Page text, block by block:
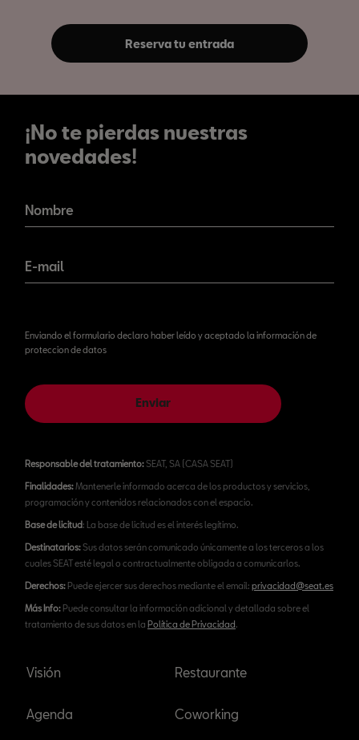
Reserva tu entrada
¡No te pierdas nuestras
novedades!
novedades!
Nombre
E-mail
Enviando el formulario declaro haber leído y aceptado la información de
proteccion de datos
Enviar
Responsable del tratamiento:SEAT, SA (CASA SEAT)
Finalidades:Mantenerle informado acerca de los productos y servicios,
programación y contenidos relacionados con el espacio.
Base de licitud: La base de licitud es el interés legítimo.
Destinatarios:Sus datos serán comunicado únicamente a los terceros a los
cuales SEAT esté legal o contractualmente obligada a comunicarlos.
Derechos: Puede ejercer sus derechos mediante el email: privacidad@seat.es
Más Info: Puede consultar la información adicional y detallada sobre el
tratamiento de sus datos en la Política de Privacidad.
Visión
Agenda
Restaurante
Coworking